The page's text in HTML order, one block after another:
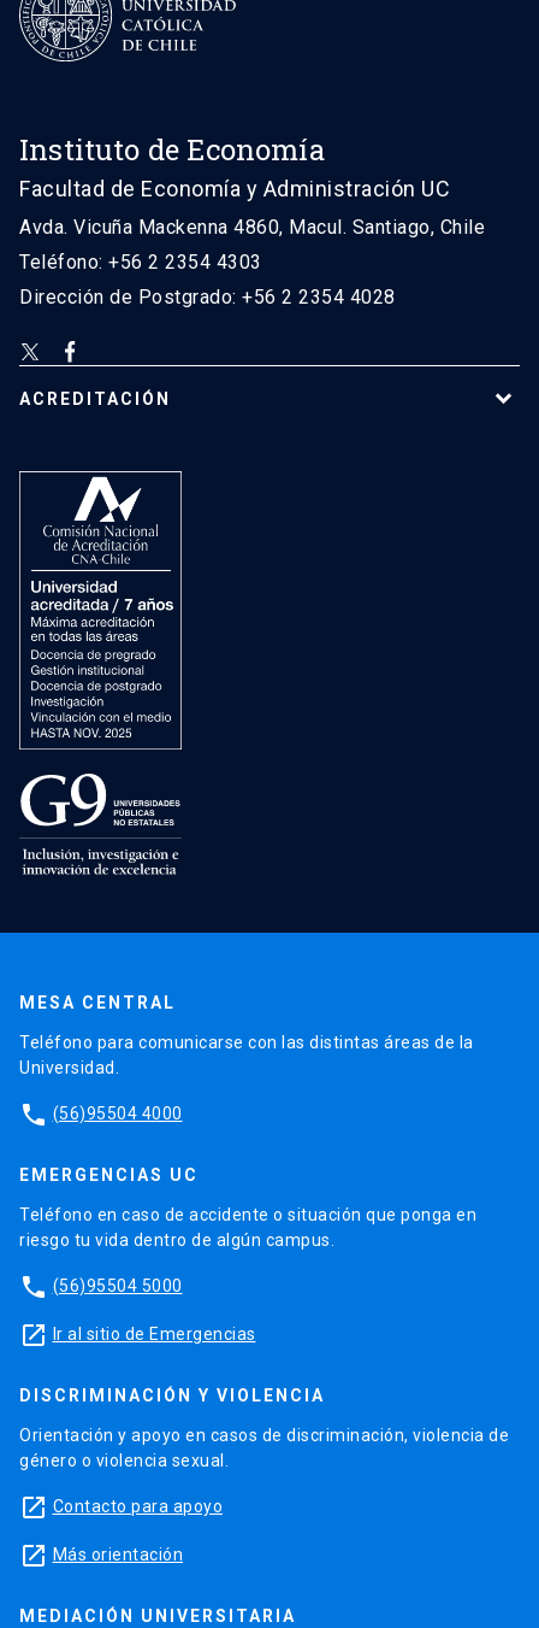
Instituto de Economía
Facultad de Economía y Administración UC
Avda. Vicuña Mackenna 4860, Macul. Santiago, Chile
Teléfono: +56 2 2354 4303
Dirección de Postgrado: +56 2 2354 4028
ACREDITACIÓN
MESA CENTRAL
Teléfono para comunicarse con las distintas áreas de la
Universidad.
phone (56)95504 4000
EMERGENCIAS UC
Teléfono en caso de accidente o situación que ponga en
riesgo tu vida dentro de algún campus.
phone (56)95504 5000
launch Ir al sitio de Emergencias
DISCRIMINACIÓN Y VIOLENCIA
Orientación y apoyo en casos de discriminación, violencia de
género o violencia sexual.
launch Contacto para apoyo
launch Más orientación
MEDIACIÓN UNIVERSITARIA